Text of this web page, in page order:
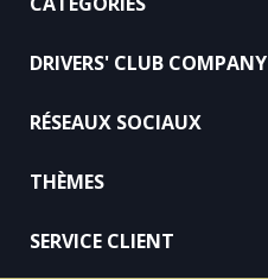
DRIVERS' CLUB COMPANY
RÉSEAUX SOCIAUX
THÈMES
SERVICE CLIENT